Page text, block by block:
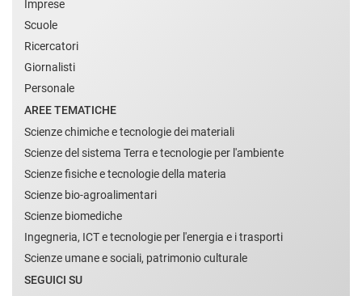
Imprese
Scuole
Ricercatori
Giornalisti
Personale
AREE TEMATICHE
Scienze chimiche e tecnologie dei materiali
Scienze del sistema Terra e tecnologie per l'ambiente
Scienze fisiche e tecnologie della materia
Scienze bio-agroalimentari
Scienze biomediche
Ingegneria, ICT e tecnologie per l'energia e i trasporti
Scienze umane e sociali, patrimonio culturale
SEGUICI SU